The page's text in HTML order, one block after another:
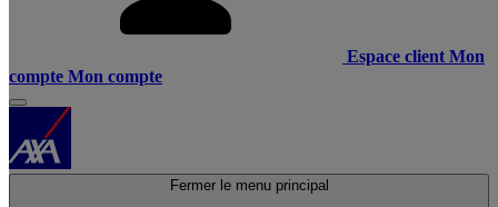
Espace client Mon
compte Mon compte
Fermer le menu principal